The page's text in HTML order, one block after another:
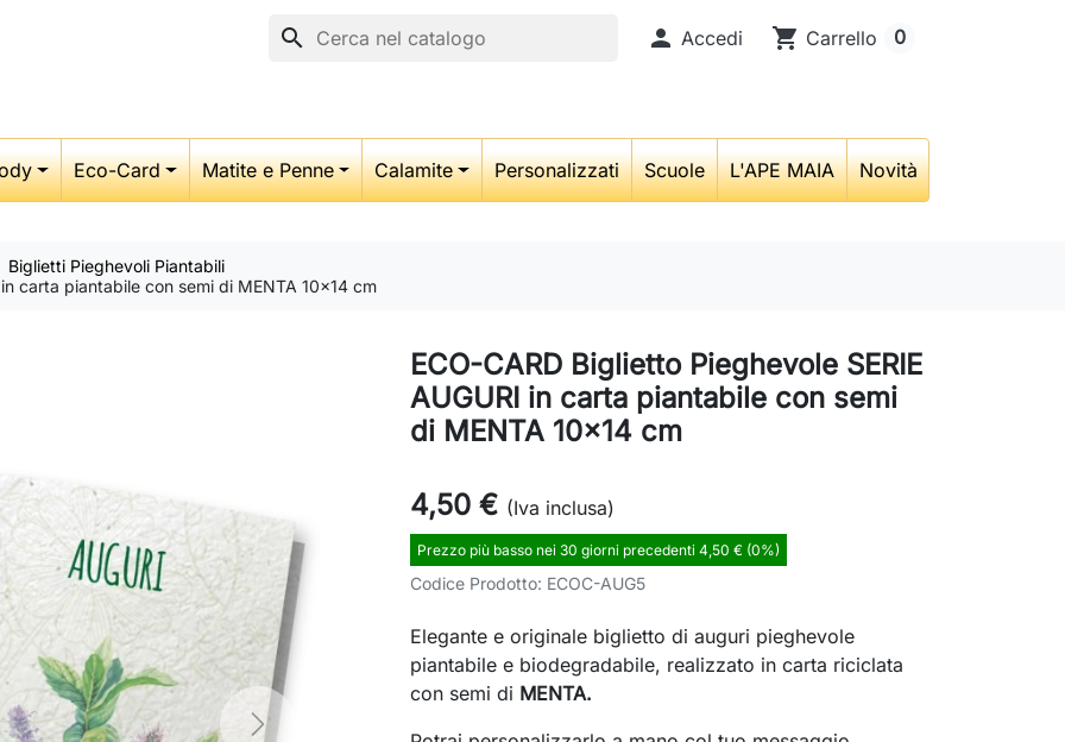
search  Accedi shopping_cart Carrello 0
Eco-Card Matite e Penne Calamite Personalizzati Scuole L'APE MAIA Novità
Biglietti Pieghevoli Piantabili
carta piantabile con semi di MENTA 10x14 cm
Next
ECO-CARD Biglietto Pieghevole SERIE
AUGURI in carta piantabile con semi
di MENTA 10x14 cm
4,50 € (Iva inclusa)
Prezzo più basso nei 30 giorni precedenti 4,50 € (0%)
Codice Prodotto: ECOC-AUG5
Elegante e originale biglietto di auguri pieghevole
piantabile e biodegradabile, realizzato in carta riciclata
con semi di MENTA.